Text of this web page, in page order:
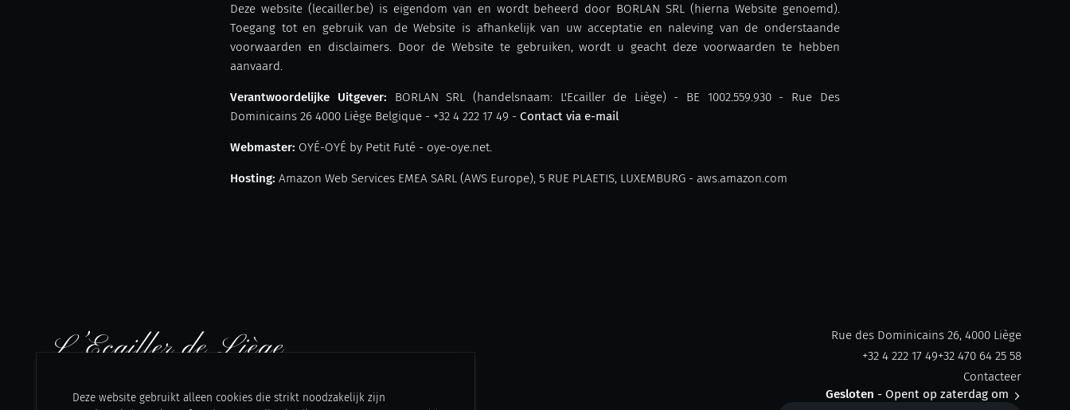
Deze website (lecailler.be) is eigendom van en wordt beheerd door BORLAN SRL (hierna Website genoemd).
Toegang tot en gebruik van de Website is afhankelijk van uw acceptatie en naleving van de onderstaande
voorwaarden en disclaimers. Door de Website te gebruiken, wordt u geacht deze voorwaarden te hebben
aanvaard.
Verantwoordelijke Uitgever: BORLAN SRL (handelsnaam: L'Ecailler de Liège) - BE 1002.559.930 - Rue Des
Dominicains 26 4000 Liège Belgique - +32 4 222 17 49 -Contact via e-mail
Webmaster: OYÉ-OYÉ by Petit Futé - oye-oye.net.
Hosting:Amazon Web Services EMEA SARL (AWS Europe), 5 RUE PLAETIS, LUXEMBURG - aws.amazon.com
Rue des Dominicains 26, 4000 Liège
+32 4 222 17 49+32 470 64 25 58
Contacteer
Gesloten - Opent op zaterdag om
Deze website gebruikt alleen cookies die strikt noodzakelijk zijn